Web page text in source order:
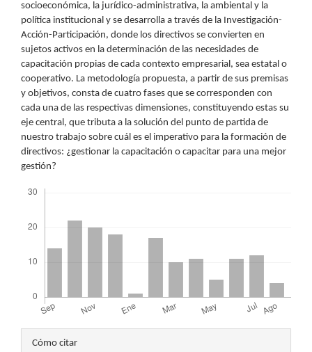
socioeconómica, la jurídico-administrativa, la ambiental y la
política institucional y se desarrolla a través de la Investigación-
Acción-Participación, donde los directivos se convierten en
sujetos activos en la determinación de las necesidades de
capacitación propias de cada contexto empresarial, sea estatal o
cooperativo. La metodología propuesta, a partir de sus premisas
y objetivos, consta de cuatro fases que se corresponden con
cada una de las respectivas dimensiones, constituyendo estas su
eje central, que tributa a la solución del punto de partida de
nuestro trabajo sobre cuál es el imperativo para la formación de
directivos: ¿gestionar la capacitación o capacitar para una mejor
gestión?
Detalles
Cómo citar